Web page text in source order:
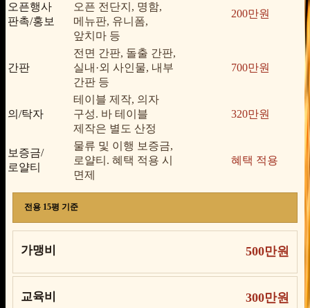
오픈행사
판촉/홍보
오픈 전단지, 명함,
메뉴판, 유니폼,
앞치마 등
200만원
간판
전면 간판, 돌출 간판,
실내·외 사인물, 내부
간판 등
700만원
의/탁자
테이블 제작, 의자
구성. 바 테이블
제작은 별도 산정
320만원
보증금/
로얄티
물류 및 이행 보증금,
로얄티. 혜택 적용 시
면제
혜택 적용
전용 15평 기준
가맹비 500만원
교육비 300만원